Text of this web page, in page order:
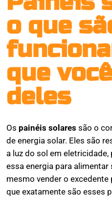
o que
que
deles
Os painéis solares são o
de energia solar. Eles são
a luz do sol em
essa energia para alimentar
mesmo vender o
que exatamente são esses